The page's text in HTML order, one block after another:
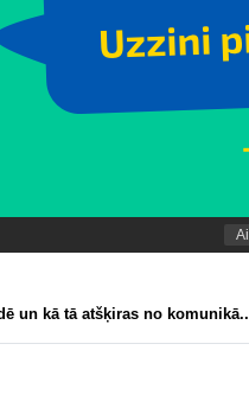
un kā tā atšķiras no